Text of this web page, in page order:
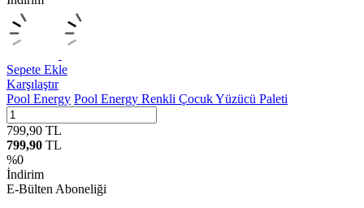
Sepete Ekle
Karşılaştır
Pool Energy Pool Energy Renkli Çocuk Yüzücü Paleti
799,90 TL
799,90 TL
%0
İndirim
E-Bülten Aboneliği